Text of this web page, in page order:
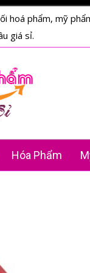
hoá phẩm, mỹ
giá sỉ.
Hóa Phẩm